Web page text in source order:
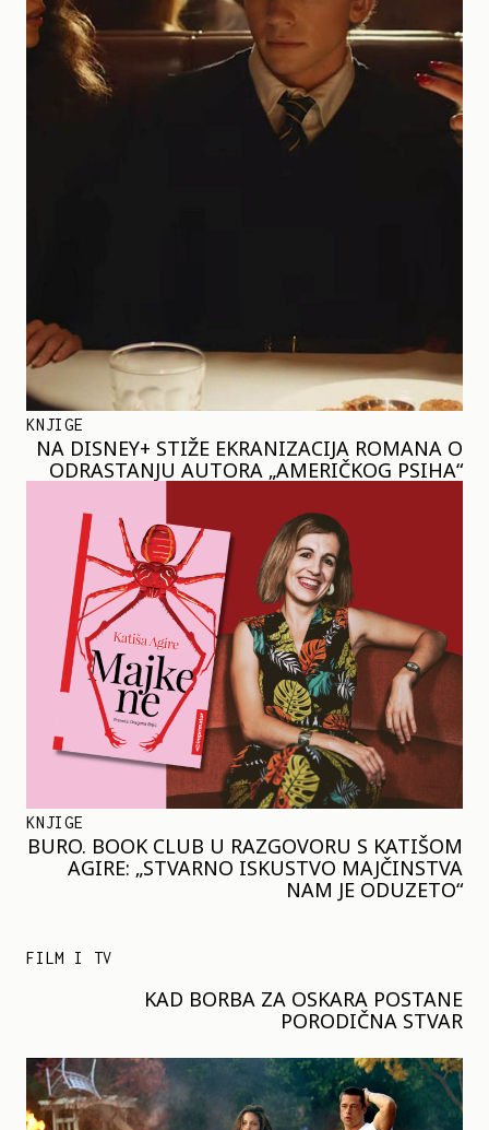
KNJIGE
NA DISNEY+ STIŽE EKRANIZACIJA ROMANA O
ODRASTANJU AUTORA „AMERIČKOG PSIHA“
KNJIGE
BURO. BOOK CLUB U RAZGOVORU S KATIŠOM
AGIRE: „STVARNO ISKUSTVO MAJČINSTVA
NAM JE ODUZETO“
FILM I TV
KAD BORBA ZA OSKARA POSTANE
PORODIČNA STVAR